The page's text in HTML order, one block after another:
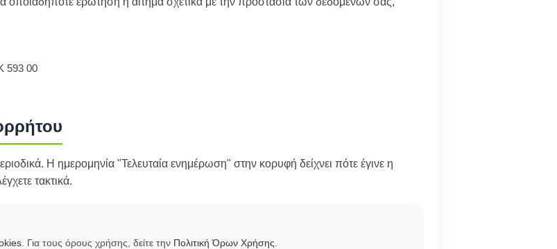
593 00
Η ημερομηνία "Τελευταία ενημέρωση" στην κορυφή δείχνει πότε έγινε η
τακτικά.
. Για τους όρους χρήσης, δείτε την Πολιτική Όρων Χρήσης